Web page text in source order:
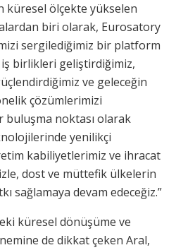
küresel ölçekte yükselen
biri olarak, Eurosatory
sergilediğimiz bir platform
iş birlikleri geliştirdiğimiz,
ve geleceğin
çözümlerimizi
buluşma noktası olarak
yenilikçi
kabiliyetlerimiz ve ihracat
dost ve müttefik ülkelerin
sağlamaya devam edeceğiz.”
küresel dönüşüme ve
de dikkat çeken Aral,